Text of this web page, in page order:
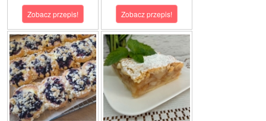
Zobacz przepis! Zobacz przepis!